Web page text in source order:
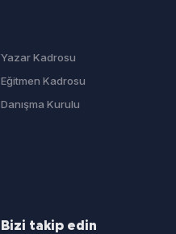
Yazar Kadrosu
Eğitmen Kadrosu
Danışma Kurulu
Bizi takip edin